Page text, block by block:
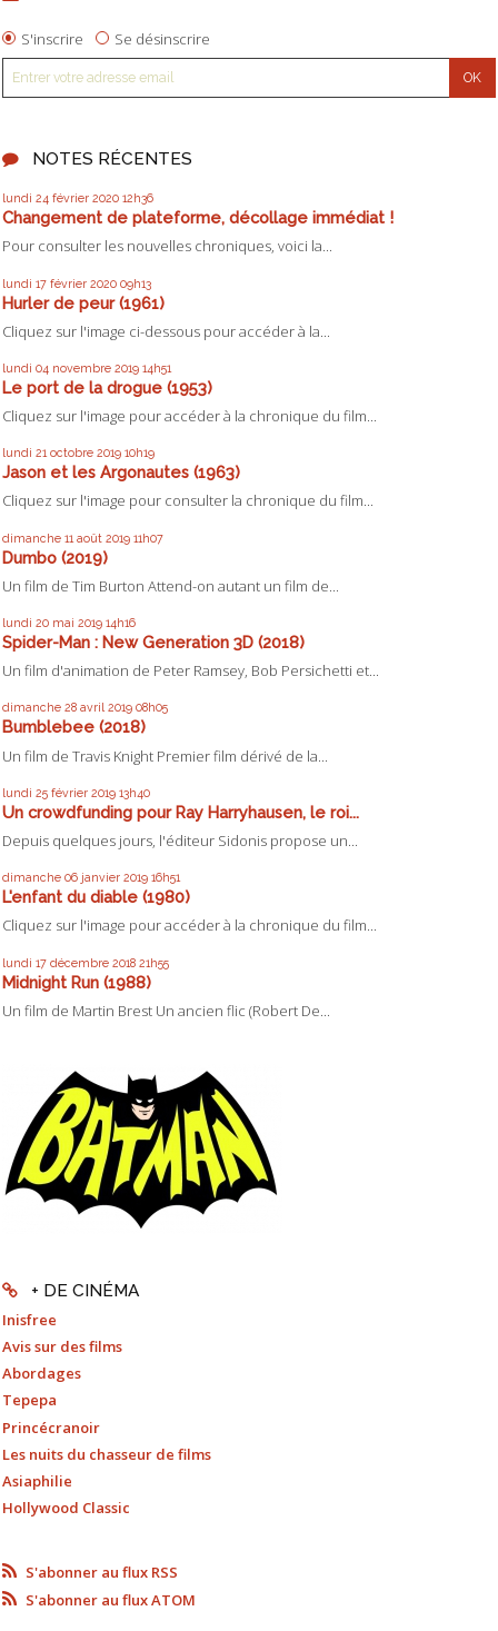
S'inscrire Se désinscrire
NOTES RÉCENTES
lundi 24 février 2020 12h36
Changement de plateforme, décollage immédiat !
Pour consulter les nouvelles chroniques, voici la...
lundi 17 février 2020 09h13
Hurler de peur (1961)
Cliquez sur l'image ci-dessous pour accéder à la...
lundi 04 novembre 2019 14h51
Le port de la drogue (1953)
Cliquez sur l'image pour accéder à la chronique du film...
lundi 21 octobre 2019 10h19
Jason et les Argonautes (1963)
Cliquez sur l'image pour consulter la chronique du film...
dimanche 11 août 2019 11h07
Dumbo (2019)
Un film de Tim Burton Attend-on autant un film de...
lundi 20 mai 2019 14h16
Spider-Man : New Generation 3D (2018)
Un film d'animation de Peter Ramsey, Bob Persichetti et...
dimanche 28 avril 2019 08h05
Bumblebee (2018)
Un film de Travis Knight Premier film dérivé de la...
lundi 25 février 2019 13h40
Un crowdfunding pour Ray Harryhausen, le roi...
Depuis quelques jours, l'éditeur Sidonis propose un...
dimanche 06 janvier 2019 16h51
L'enfant du diable (1980)
Cliquez sur l'image pour accéder à la chronique du film...
lundi 17 décembre 2018 21h55
Midnight Run (1988)
Un film de Martin Brest Un ancien flic (Robert De...
+ DE CINÉMA
Inisfree
Avis sur des films
Abordages
Tepepa
Princécranoir
Les nuits du chasseur de films
Asiaphilie
Hollywood Classic
S'abonner au flux RSS
S'abonner au flux ATOM